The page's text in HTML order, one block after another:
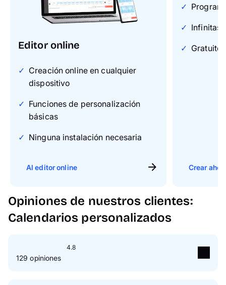
Editor online
Creación online en cualquier
dispositivo
Funciones de personalización
básicas
Ninguna instalación necesaria
Al editor online
Infinitas
Gratuito
Crear
Opiniones de nuestros clientes:
Calendarios personalizados
4.8
129 opiniones